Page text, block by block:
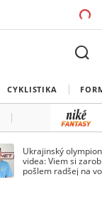
CYKLISTIKA
Ukrajinský
videa: Viem si
pošlem radšej na